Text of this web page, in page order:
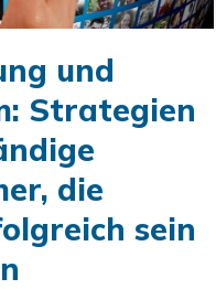
und
Strategien
die
sein